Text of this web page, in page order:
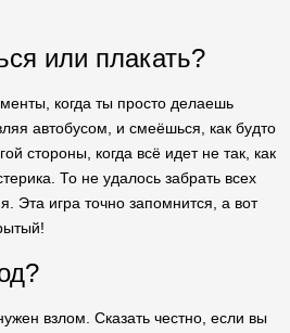
или плакать?
когда ты просто делаешь
автобусом, и смеёшься, как будто
стороны, когда всё идет не так, как
То не удалось забрать всех
Эта игра точно запомнится, а вот
взлом. Сказать честно, если вы